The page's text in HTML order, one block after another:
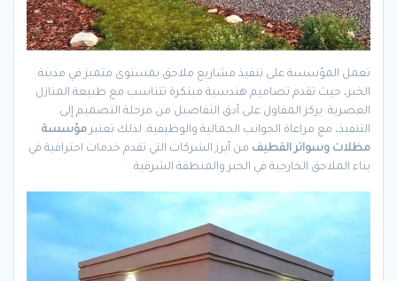
تعمل المؤسسة على تنفيذ مشاريع ملاحق بمستوى متميز في مدينة
الخبر، حيث تقدم تصاميم هندسية مبتكرة تتناسب مع طبيعة المنازل
العصرية. يركز المقاول على أدق التفاصيل من مرحلة التصميم إلى
التنفيذ، مع مراعاة الجوانب الجمالية والوظيفية. لذلك تعتبر مؤسسة
مظلات وسواتر القطيف من أبرز الشركات التي تقدم خدمات احترافية في
بناء الملاحق الخارجية في الخبر والمنطقة الشرقية.